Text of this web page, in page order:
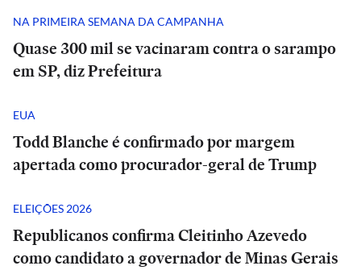
NA PRIMEIRA SEMANA DA CAMPANHA
Quase 300 mil se vacinaram contra o sarampo
em SP, diz Prefeitura
EUA
Todd Blanche é confirmado por margem
apertada como procurador-geral de Trump
ELEIÇÕES 2026
Republicanos confirma Cleitinho Azevedo
como candidato a governador de Minas Gerais